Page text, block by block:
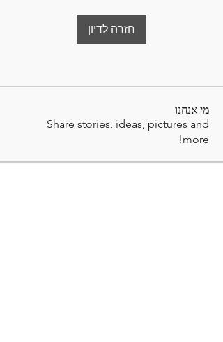
חזרה לדיון
מי אנחנו
Share stories, ideas, pictures and
more!